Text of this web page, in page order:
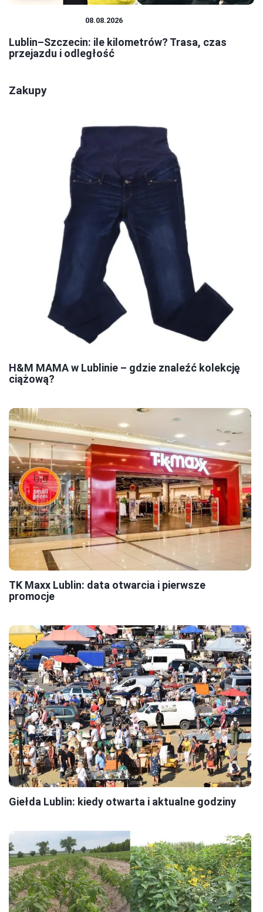
08.08.2026
Lublin–Szczecin: ile kilometrów? Trasa, czas
przejazdu i odległość
Zakupy
H&M MAMA w Lublinie – gdzie znaleźć kolekcję
ciążową?
TK Maxx Lublin: data otwarcia i pierwsze
promocje
Giełda Lublin: kiedy otwarta i aktualne godziny